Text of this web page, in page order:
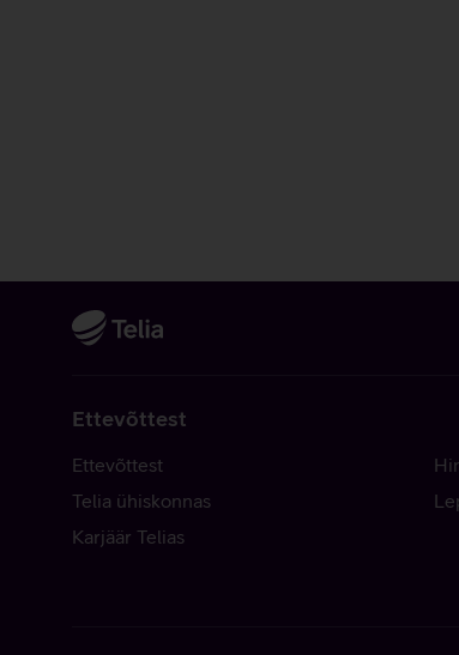
Ettevõttest
Ettevõttest
Telia ühiskonnas
Karjäär Telias